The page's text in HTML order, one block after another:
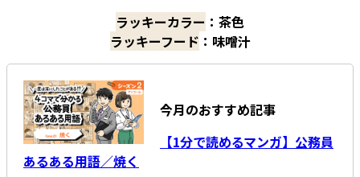
ラッキーカラー ：茶色
ラッキーフード ：味噌汁
今月のおすすめ記事
【1分で読めるマンガ】公務員
あるある用語／焼く